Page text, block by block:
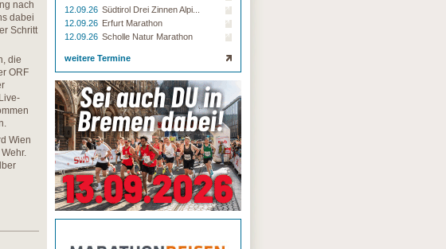
nach
dabei
Schritt
die
ORF
Wien
12.09.26 Südtirol Drei Zinnen Alpi...
12.09.26 Erfurt Marathon
12.09.26 Scholle Natur Marathon
weitere Termine